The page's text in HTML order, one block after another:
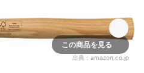
この商品を見る
出典： amazon.co.jp